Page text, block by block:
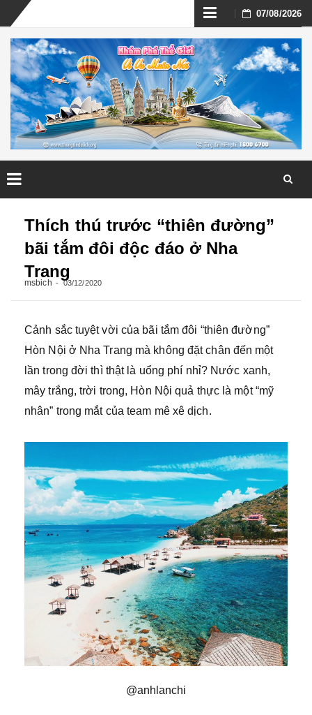
Skip
to
content
07/08/2026
Thích thú trước “thiên đường”
bãi tắm đôi độc đáo ở Nha
Trang
msbich 03/12/2020
Cảnh sắc tuyệt vời của bãi tắm đôi “thiên đường”
Hòn Nội ở Nha Trang mà không đặt chân đến một
lần trong đời thì thật là uổng phí nhỉ? Nước xanh,
mây trắng, trời trong, Hòn Nội quả thực là một “mỹ
nhân” trong mắt của team mê xê dịch.
@anhlanchi